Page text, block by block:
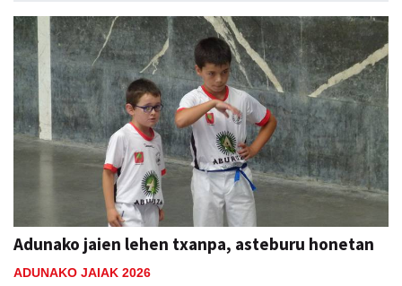
Adunako jaien lehen txanpa, asteburu honetan
ADUNAKO JAIAK 2026